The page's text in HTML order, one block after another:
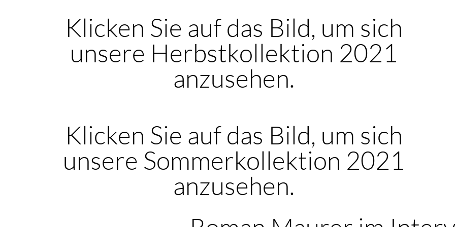
Klicken Sie auf das Bild, um sich
unsere Herbstkollektion 2021
anzusehen.
Klicken Sie auf das Bild, um sich
unsere Sommerkollektion 2021
anzusehen.